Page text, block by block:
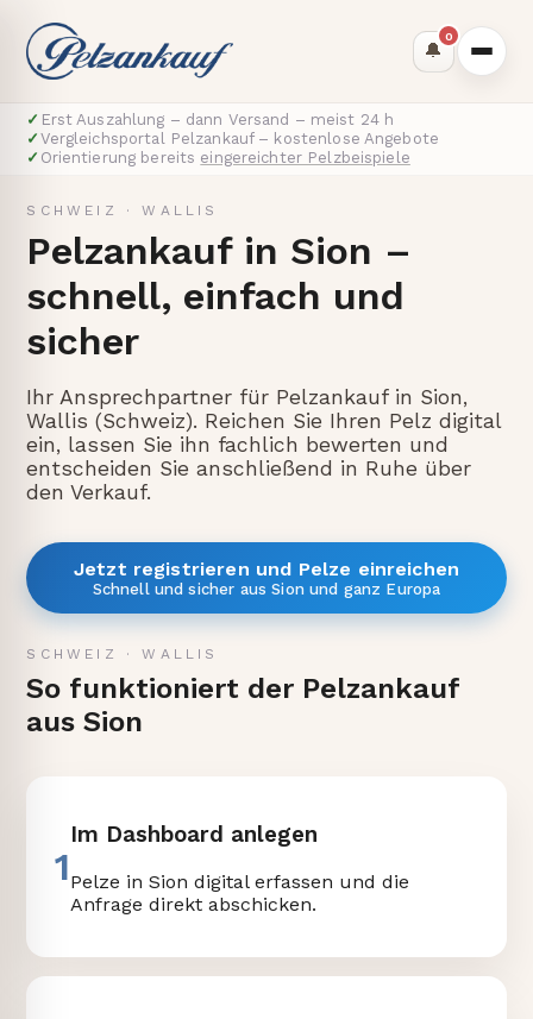
🔔
0
✓ Erst Auszahlung – dann Versand – meist 24 h
✓ Vergleichsportal Pelzankauf – kostenlose Angebote
✓ Orientierung bereits eingereichter Pelzbeispiele
SCHWEIZ ·WALLIS
Pelzankauf in Sion –
schnell, einfach und
sicher
Ihr Ansprechpartner für Pelzankauf in Sion,
Wallis (Schweiz). Reichen Sie Ihren Pelz digital
ein, lassen Sie ihn fachlich bewerten und
entscheiden Sie anschließend in Ruhe über
den Verkauf.
Jetzt registrieren und Pelze einreichen
Schnell und sicher aus Sion und ganz Europa
SCHWEIZ ·WALLIS
So funktioniert der Pelzankauf
aus Sion
1
Im Dashboard anlegen
Pelze in Sion digital erfassen und die
Anfrage direkt abschicken.